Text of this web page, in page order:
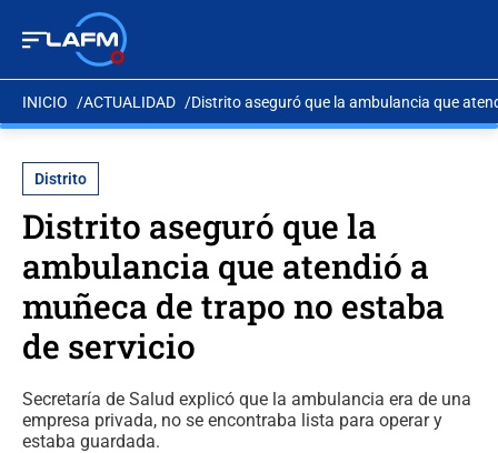
INICIO ACTUALIDAD Distrito aseguró que la ambulancia que
Distrito
Distrito aseguró que la
ambulancia que atendió a
muñeca de trapo no estaba
de servicio
Secretaría de Salud explicó que la ambulancia era de una
empresa privada, no se encontraba lista para operar y
estaba guardada.